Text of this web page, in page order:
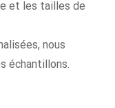
et les tailles de
nous
échantillons.